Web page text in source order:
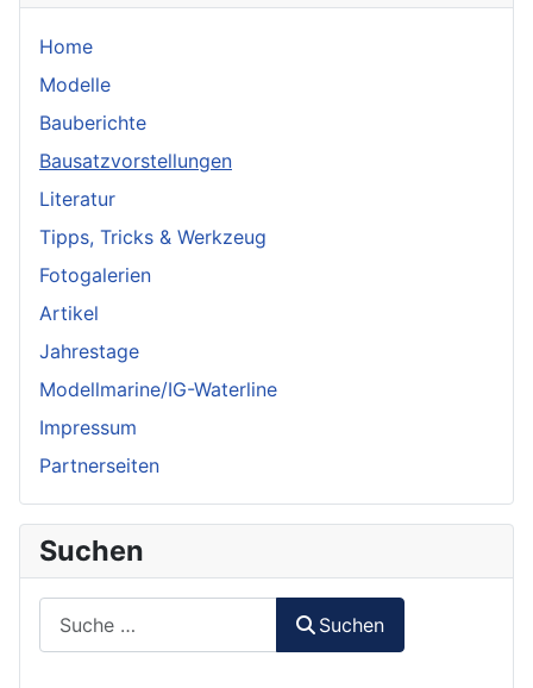
Home
Modelle
Bauberichte
Bausatzvorstellungen
Literatur
Tipps, Tricks & Werkzeug
Fotogalerien
Artikel
Jahrestage
Modellmarine/IG-Waterline
Impressum
Partnerseiten
Suchen
Suchen